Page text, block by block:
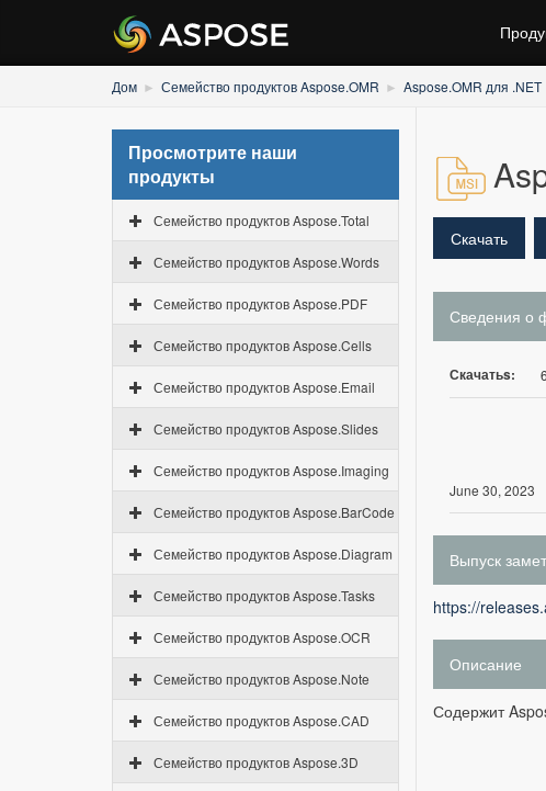
Дом Семейство продуктов Aspose.OMR Aspose.OMR для .NET
Просмотрите наши
продукты
Семейство продуктов Aspose.Total
Семейство продуктов Aspose.Words
Семейство продуктов Aspose.PDF
Семейство продуктов Aspose.Cells
Семейство продуктов Aspose.Email
Семейство продуктов Aspose.Slides
Семейство продуктов Aspose.Imaging
Семейство продуктов Aspose.BarCode
Семейство продуктов Aspose.Diagram
Семейство продуктов Aspose.Tasks
Семейство продуктов Aspose.OCR
Семейство продуктов Aspose.Note
Семейство продуктов Aspose.CAD
Семейство продуктов Aspose.3D
Скачать
Сведения о
Скачатьs:
June 30, 2023
Выпуск
https://
Описание
Содержит